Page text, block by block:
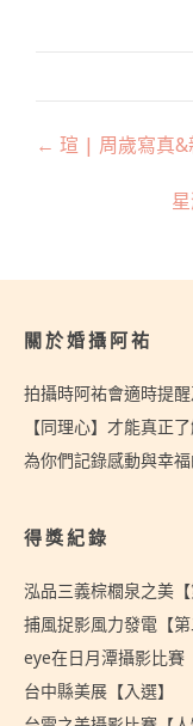
Posts
navigation
← 瑄 | 周歲寫真&
關於婚攝阿祐
拍攝時阿祐會適時提
【同理心】才能真正
為你們記錄感動與幸
得獎紀錄
泓品三義棕櫚泉之美【
捕風捉影風力發電【第
eye在日月潭攝影比賽
台中縣美展【入選】